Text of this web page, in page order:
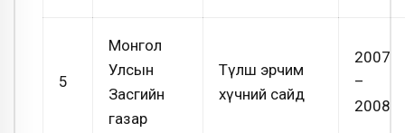
5
Монгол
Улсын
Засгийн
газар
Түлш эрчим
хүчний сайд
2007
–
2008